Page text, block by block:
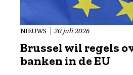
NIEUWS 20 juli 2026
Brussel wil regels
banken in de EU